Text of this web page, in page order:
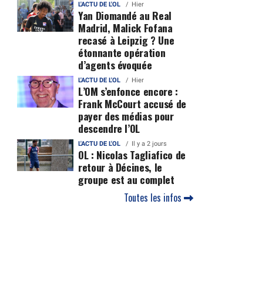
L'ACTU DE L'OL Hier
Yan Diomandé au Real
Madrid, Malick Fofana
recasé à Leipzig ? Une
étonnante opération
d’agents évoquée
L'ACTU DE L'OL Hier
L’OM s’enfonce encore :
Frank McCourt accusé de
payer des médias pour
descendre l’OL
L'ACTU DE L'OL Il y a 2 jours
OL : Nicolas Tagliafico de
retour à Décines, le
groupe est au complet
Toutes les infos